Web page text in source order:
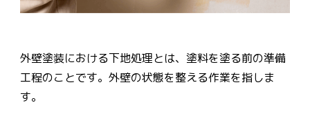
外壁塗装における下地処理とは、塗料を塗る前の準備
工程のことです。外壁の状態を整える作業を指しま
す。